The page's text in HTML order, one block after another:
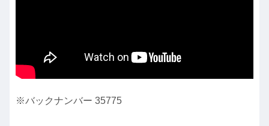
※バックナンバー 35775